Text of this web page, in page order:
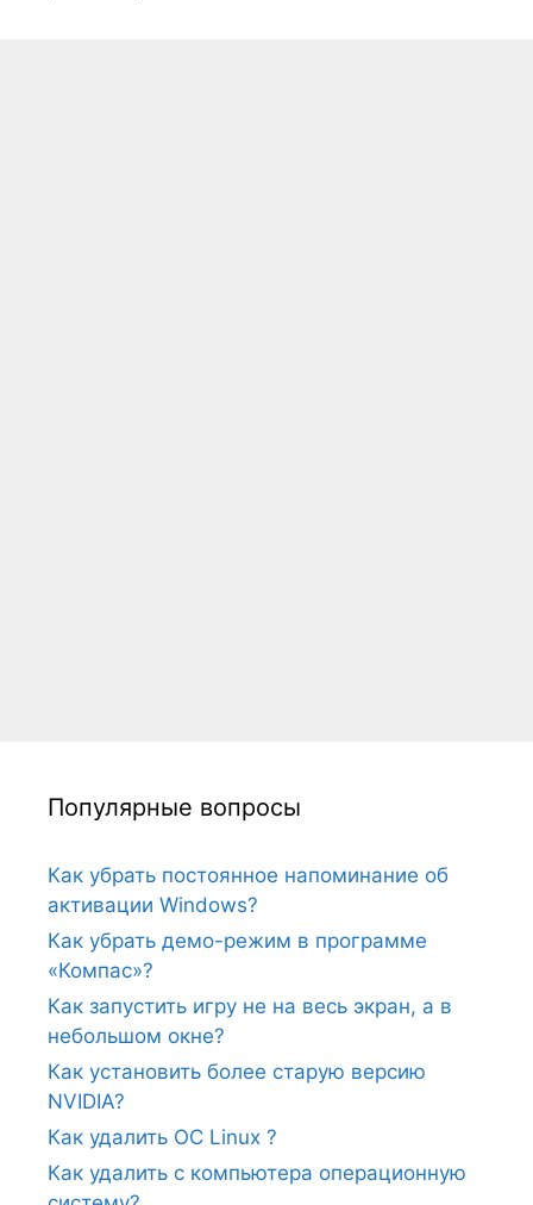
Популярные вопросы
Как убрать постоянное напоминание об
активации Windows?
Как убрать демо-режим в программе
«Компас»?
Как запустить игру не на весь экран, а в
небольшом окне?
Как установить более старую версию
NVIDIA?
Как удалить ОС Linux ?
Как удалить с компьютера операционную